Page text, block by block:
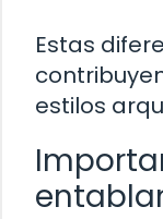
Estas
estilos